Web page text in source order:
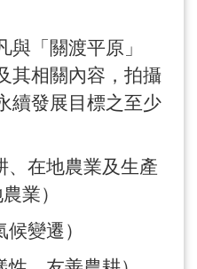
與「關渡平原」
其相關內容，拍攝
續發展目標之至少
、在地農業及生產
業）
候變遷）